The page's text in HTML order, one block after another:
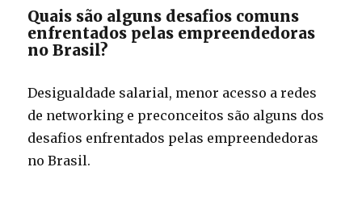
Quais são alguns desafios comuns
enfrentados pelas empreendedoras
no Brasil?
Desigualdade salarial, menor acesso a redes
de networking e preconceitos são alguns dos
desafios enfrentados pelas empreendedoras
no Brasil.